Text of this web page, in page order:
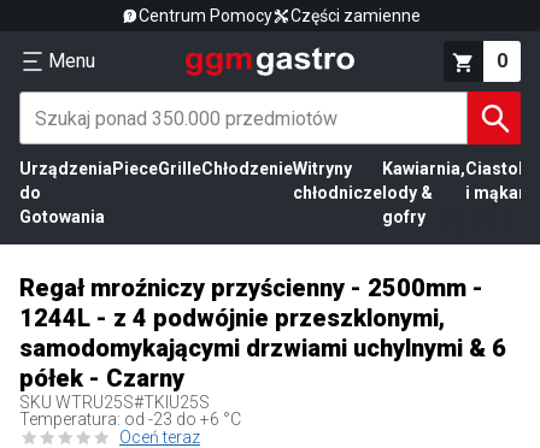
Centrum Pomocy Części zamienne
Menu 0
Urządzenia
do
Gotowania
PieceGrilleChłodzenieWitryny
chłodnicze
Kawiarnia,
lody &
gofry
Ciasto
i mąka
Regał mroźniczy przyścienny - 2500mm -
1244L - z 4 podwójnie przeszklonymi,
samodomykającymi drzwiami uchylnymi & 6
półek - Czarny
SKU WTRU25S#TKIU25S
Temperatura: od -23 do +6 °C
Oceń teraz